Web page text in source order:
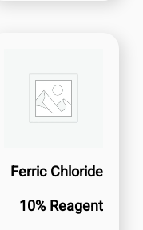
Ferric Chloride
10% Reagent